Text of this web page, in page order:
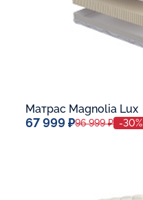
Матрас Magnolia Lux
67 999 ₽96 999 ₽ -30%